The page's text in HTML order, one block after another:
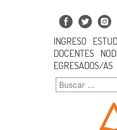
INGRESO
DOCENTES
EGRESADOS/AS